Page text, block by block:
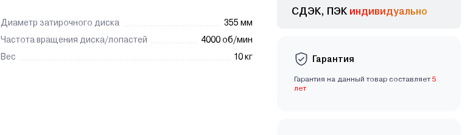
Диаметр затирочного диска
355 мм
Частота вращения диска/лопастей
4000 об/мин
Вес
10 кг
СДЭК, ПЭК индивидуально
Гарантия
Гарантия на данный товар составляет 5
лет